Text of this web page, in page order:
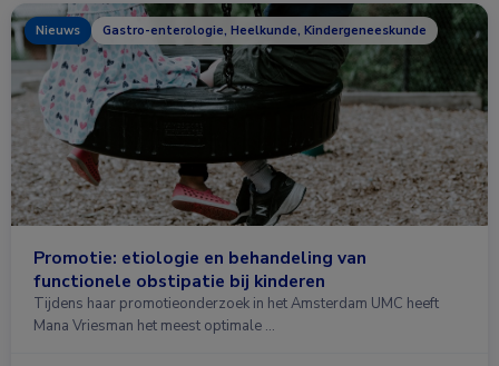
Nieuws Gastro-enterologie, Heelkunde, Kindergeneeskunde
Promotie: etiologie en behandeling van
functionele obstipatie bij kinderen
Tijdens haar promotieonderzoek in het Amsterdam UMC heeft
Mana Vriesman het meest optimale …